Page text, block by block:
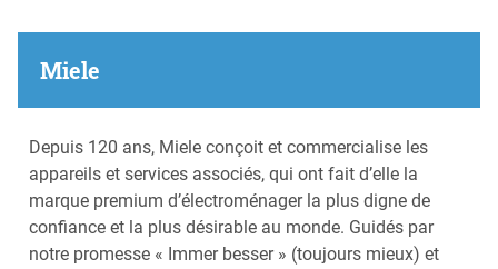
Miele
Depuis 120 ans, Miele conçoit et commercialise les
appareils et services associés, qui ont fait d’elle la
marque premium d’électroménager la plus digne de
confiance et la plus désirable au monde. Guidés par
notre promesse « Immer besser » (toujours mieux) et